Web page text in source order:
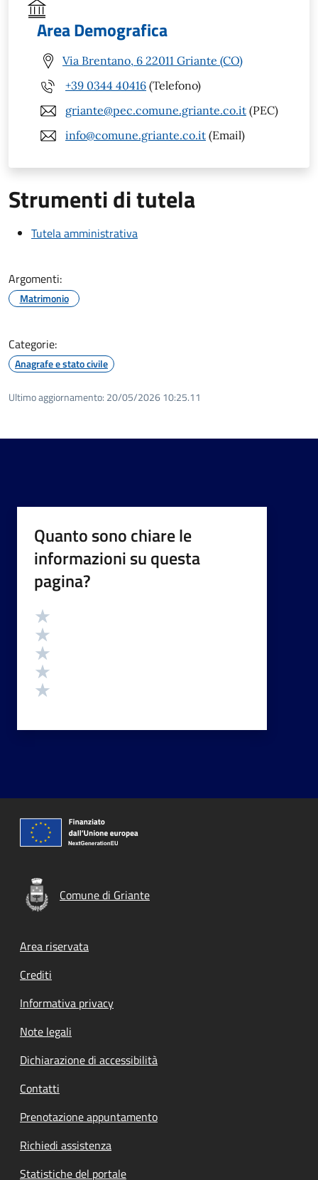
Area Demografica
Via Brentano, 6 22011 Griante (CO)
+39 0344 40416 (Telefono)
griante@pec.comune.griante.co.it (PEC)
info@comune.griante.co.it (Email)
Strumenti di tutela
Tutela amministrativa
Argomenti:
Matrimonio
Categorie:
Anagrafe e stato civile
Ultimo aggiornamento: 20/05/2026 10:25.11
Quanto sono chiare le
informazioni su questa
pagina?
Valutazione
Comune di Griante
Footer menu
Area riservata
Crediti
Informativa privacy
Note legali
Dichiarazione di accessibilità
Contatti
Prenotazione appuntamento
Richiedi assistenza
Statistiche del portale